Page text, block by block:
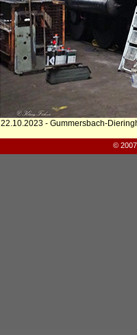
22.10.2023 - Gummersbach-
©